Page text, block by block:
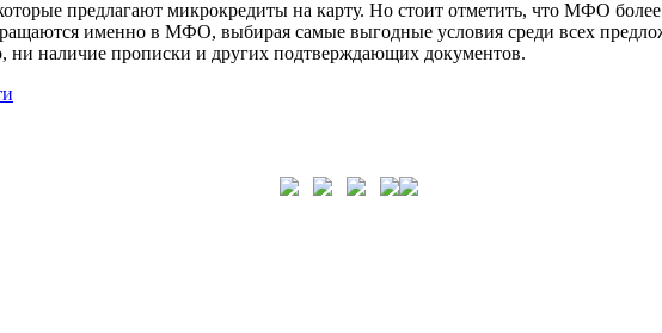
предлагают микрокредиты на карту. Но стоит отметить, что МФО
именно в МФО, выбирая самые выгодные условия среди всех
ни наличие прописки и других подтверждающих документов.